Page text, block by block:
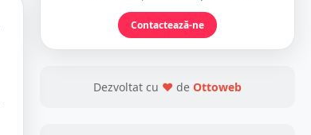
Contactează-ne
Dezvoltat cu ❤ de Ottoweb